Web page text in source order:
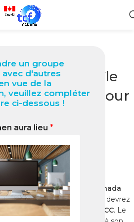
un groupe
d'autres
vue de la
veuillez compléter
ci-dessous !
aura lieu *
BLOG
Canada à l’île
Complet pour
On octobre 5, 2025
et souhaitezimmigrer au Canada
rejoindre votre famille ? Vous devrez
de français reconnu par
IRCC. Le